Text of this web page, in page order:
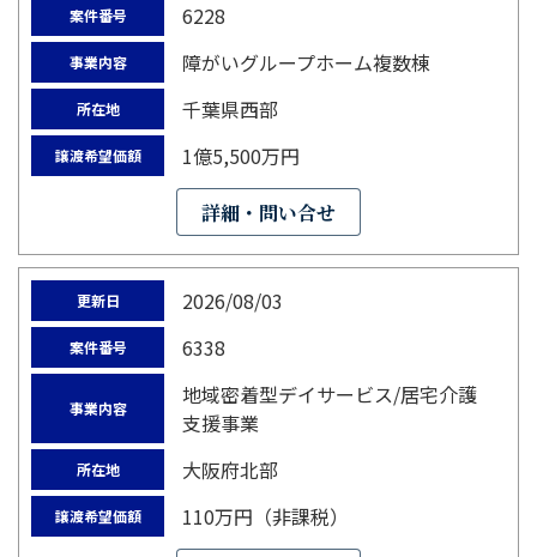
案件番号 6228
事業内容 障がいグループホーム複数棟
所在地 千葉県西部
譲渡希望価額 1億5,500万円
詳細・問い合せ
更新日 2026/08/03
案件番号 6338
事業内容
地域密着型デイサービス/居宅介護
支援事業
所在地 大阪府北部
譲渡希望価額 110万円（非課税）